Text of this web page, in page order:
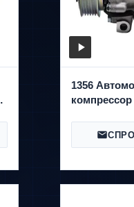
1356
компрессор
для